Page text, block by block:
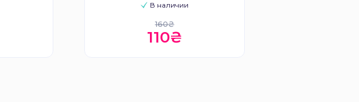
В наличии
160₴
110₴